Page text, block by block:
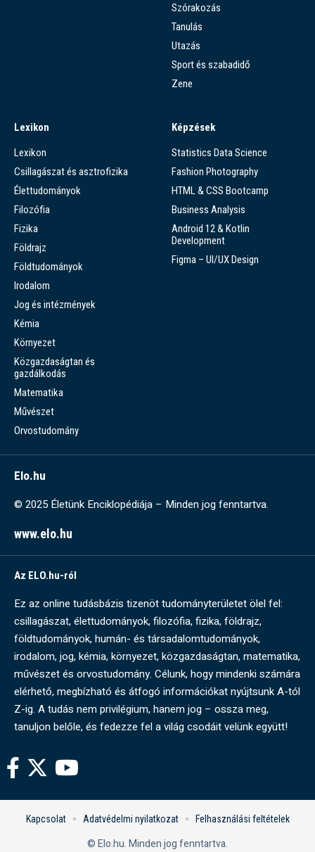
Szórakozás
Tanulás
Utazás
Sport és szabadidő
Zene
Lexikon
Lexikon
Csillagászat és asztrofizika
Élettudományok
Filozófia
Fizika
Földrajz
Földtudományok
Irodalom
Jog és intézmények
Kémia
Környezet
Közgazdaságtan és
gazdálkodás
Matematika
Művészet
Orvostudomány
Képzések
Statistics Data Science
Fashion Photography
HTML & CSS Bootcamp
Business Analysis
Android 12 & Kotlin
Development
Figma – UI/UX Design
Elo.hu
© 2025 Életünk Enciklopédiája – Minden jog fenntartva.
www.elo.hu
Az ELO.hu-ról
Ez az online tudásbázis tizenöt tudományterületet ölel fel:
csillagászat, élettudományok, filozófia, fizika, földrajz,
földtudományok, humán- és társadalomtudományok,
irodalom, jog, kémia, környezet, közgazdaságtan, matematika,
művészet és orvostudomány. Célunk, hogy mindenki számára
elérhető, megbízható és átfogó információkat nyújtsunk A-tól
Z-ig. A tudás nem privilégium, hanem jog – ossza meg,
tanuljon belőle, és fedezze fel a világ csodáit velünk együtt!
© Elo.hu. Minden jog fenntartva.
Kapcsolat Adatvédelmi nyilatkozat Felhasználási feltételek